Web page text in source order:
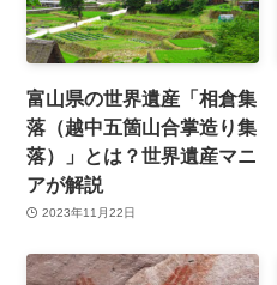
富山県の世界遺産「相倉集
落（越中五箇山合掌造り集
落）」とは？世界遺産マニ
アが解説
2023年11月22日